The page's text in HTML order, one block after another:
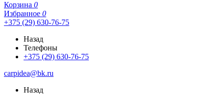
Корзина 0
Избранное 0
+375 (29) 630-76-75
Назад
Телефоны
+375 (29) 630-76-75
carpidea@bk.ru
Назад